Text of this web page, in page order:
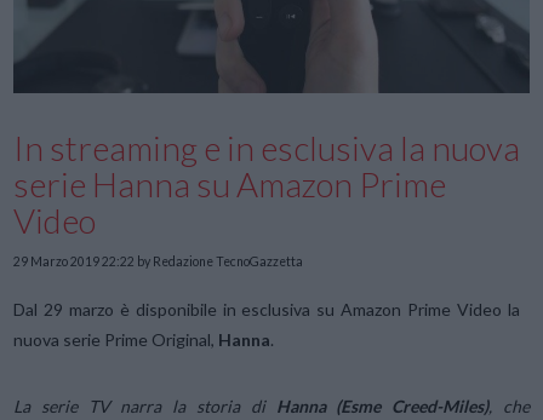
In streaming e in esclusiva la nuova
serie Hanna su Amazon Prime
Video
29 Marzo 2019 22:22 by Redazione TecnoGazzetta
Dal 29 marzo è disponibile in esclusiva su Amazon Prime Video la
nuova serie Prime Original, Hanna.
La serie TV narra la storia di Hanna (Esme Creed-Miles), che